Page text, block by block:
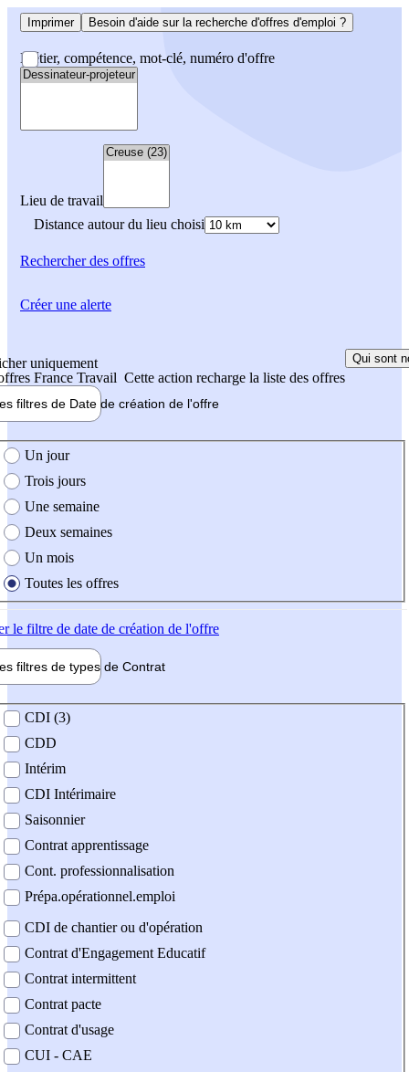
Imprimer Besoin d'aide sur la recherche d'offres d'emploi ?
Métier, compétence, mot-clé, numéro d'offre
Lieu de travail
Distance autour du lieu choisi
Rechercherdes offres
uniquement
France Travail Cette action recharge la liste des offres
Qui sont
filtres de Date de création de l'offre
création de l'offre
Un jour
Trois jours
Une semaine
Deux semaines
Un mois
Toutes les offres
le filtre de date de création de l'offre
filtres de types de Contrat
contrat
CDI (3)
CDD
Intérim
CDI Intérimaire
Saisonnier
Contrat apprentissage
Cont. professionnalisation
Prépa.opérationnel.emploi
CDI de chantier ou d'opération
Contrat d'Engagement Educatif
Contrat intermittent
Contrat pacte
Contrat d'usage
CUI - CAE
Créer une alerte